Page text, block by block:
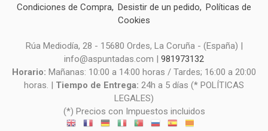
Condiciones de Compra Desistir de un pedido
Políticas de
Cookies
Rúa Mediodía, 28 - 15680 Ordes, La Coruña - (España) |
info@aspuntadas.com | 981973132
Horario: Mañanas: 10:00 a 14:00 horas / Tardes; 16:00 a 20:00
horas. | Tiempo de Entrega: 24h a 5 días (* POLÍTICAS
LEGALES)
(*) Precios con Impuestos incluidos